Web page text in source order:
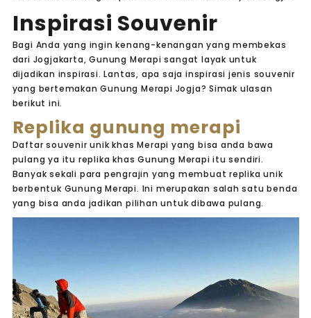
Inspirasi Souvenir
Bagi Anda yang ingin kenang-kenangan yang membekas
dari Jogjakarta, Gunung Merapi sangat layak untuk
dijadikan inspirasi. Lantas, apa saja inspirasi jenis souvenir
yang bertemakan Gunung Merapi Jogja? Simak ulasan
berikut ini.
Replika gunung merapi
Daftar souvenir unik khas Merapi yang bisa anda bawa
pulang ya itu replika khas Gunung Merapi itu sendiri.
Banyak sekali para pengrajin yang membuat replika unik
berbentuk Gunung Merapi. Ini merupakan salah satu benda
yang bisa anda jadikan pilihan untuk dibawa pulang.